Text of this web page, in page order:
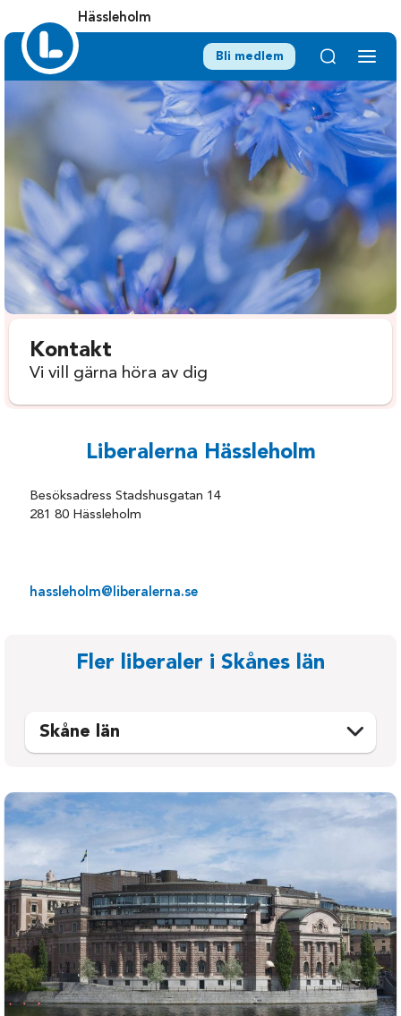
Hässleholm
Bli medlem
Kontakt
Vi vill gärna höra av dig
Liberalerna Hässleholm
Besöksadress Stadshusgatan 14
281 80 Hässleholm
hassleholm@liberalerna.se
Fler liberaler i Skånes län
Skåne län
Bromölla
Burlöv
Eslöv
Helsingborg
Hässleholm
Höganäs
Hörby
Perstorp
Simrishamn
Sjöbo
Skurup
Staffanstorp
Svalöv
Svedala
Tomelilla